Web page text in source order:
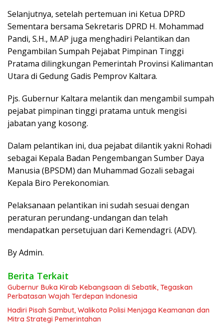
Selanjutnya, setelah pertemuan ini Ketua DPRD
Sementara bersama Sekretaris DPRD H. Mohammad
Pandi, S.H., M.AP juga menghadiri Pelantikan dan
Pengambilan Sumpah Pejabat Pimpinan Tinggi
Pratama dilingkungan Pemerintah Provinsi Kalimantan
Utara di Gedung Gadis Pemprov Kaltara.
Pjs. Gubernur Kaltara melantik dan mengambil sumpah
pejabat pimpinan tinggi pratama untuk mengisi
jabatan yang kosong.
Dalam pelantikan ini, dua pejabat dilantik yakni Rohadi
sebagai Kepala Badan Pengembangan Sumber Daya
Manusia (BPSDM) dan Muhammad Gozali sebagai
Kepala Biro Perekonomian.
Pelaksanaan pelantikan ini sudah sesuai dengan
peraturan perundang-undangan dan telah
mendapatkan persetujuan dari Kemendagri. (ADV).
By Admin.
Berita Terkait
Gubernur Buka Kirab Kebangsaan di Sebatik, Tegaskan
Perbatasan Wajah Terdepan Indonesia
Hadiri Pisah Sambut, Walikota Polisi Menjaga Keamanan dan
Mitra Strategi Pemerintahan